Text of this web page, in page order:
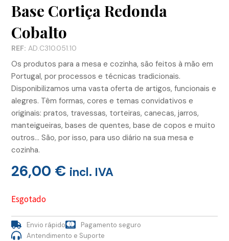
Base Cortiça Redonda
Cobalto
REF: AD.C310.051.10
Os produtos para a mesa e cozinha, são feitos à mão em
Portugal, por processos e técnicas tradicionais.
Disponibilizamos uma vasta oferta de artigos, funcionais e
alegres. Têm formas, cores e temas convidativos e
originais: pratos, travessas, torteiras, canecas, jarros,
manteigueiras, bases de quentes, base de copos e muito
outros… São, por isso, para uso diário na sua mesa e
cozinha.
26,00 € incl. IVA
Esgotado
Envio rápido
Pagamento seguro
Antendimento e Suporte